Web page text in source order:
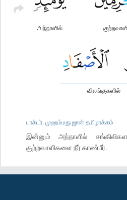
அந்நாளில்
விலங்குகளில்
டாக்டர். முஹம்மது ஜான் தமிழாக்கம்
இன்னும் அந்நாளில்
குற்றவாளிகளை நீர் காண்பீர்.